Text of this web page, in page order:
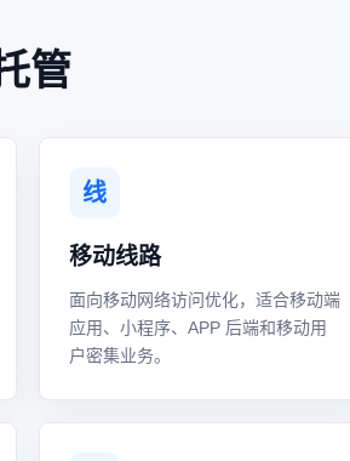
管
线
移动线路
面向移动网络访问优化，适合移动端
应用、小程序、APP 后端和移动用
户密集业务。